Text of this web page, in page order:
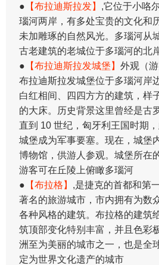
● 【布拉迪斯拉发】 ,它位于小咯
瑙河两岸，有多处宝贵的文化和
未加雕琢的自然风光。多瑙河从
古老建筑的老城位于多瑙河的北
● 【布拉迪斯拉发城堡】 外观（
布拉迪斯拉发城堡位于多瑙河岸
白红相间、四四方方的建筑，样
的大床。历史背景这里曾经是古
直到 10 世纪，匈牙利王国时期
城堡成为军事要塞。现在，城堡
博物馆，供游人参观。城堡所在
游客可在丘陵上俯瞰多瑙河
● 【布拉格】 ,是捷克的首都和第
著名的旅游城市，市内拥有为数
各种风格的建筑。布拉格的建筑
筑顶部变化特别丰富，并且色彩
洲至为美丽的城市之一，也是全
定为世界文化遗产的城市